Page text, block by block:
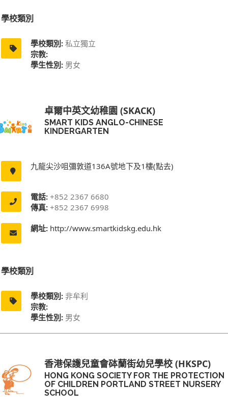
學校類別
學校類別: 私立獨立
宗教:
學生性別: 男女
卓爾中英文幼稚園 (SKACK)
SMART KIDS ANGLO-CHINESE
KINDERGARTEN
九龍尖沙咀彌敦道136A號地下及1樓(點去)
電話: +852 2367 6680
傳真: +852 2367 6998
網址: http://www.smartkidskg.edu.hk
學校類別
學校類別: 非牟利
宗教:
學生性別: 男女
香港保護兒童會砵蘭街幼兒學校 (HKSPC)
HONG KONG SOCIETY FOR THE PROTECTION
OF CHILDREN PORTLAND STREET NURSERY
SCHOOL